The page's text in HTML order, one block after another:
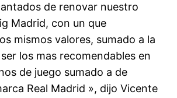
de renovar nuestro
Madrid, con un que
mismos valores, sumado a la
los mas recomendables en
de juego sumado a de
Real Madrid », dijo Vicente